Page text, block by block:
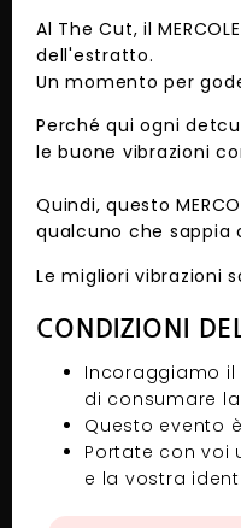
Al The Cut, il
dell'estratto.
Un momento per
Perché qui ogni
le buone vibrazioni
Quindi, questo
qualcuno che sappia
Le migliori vibrazioni
CONDIZIONI
Incoraggiamo
di consumare
Questo evento
Portate con voi
e la vostra